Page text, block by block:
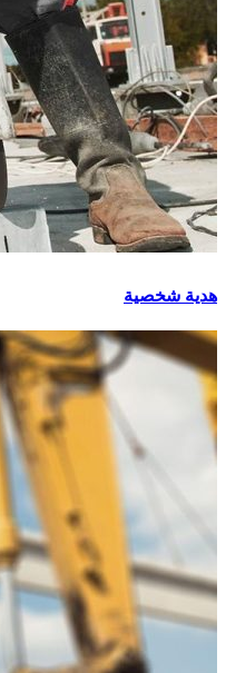
هدية شخصية